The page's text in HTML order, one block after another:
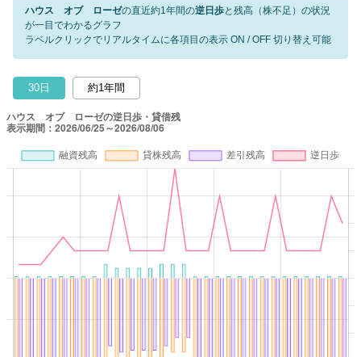
ハウス オブ ローゼの直近約1年間の逆日歩と残高（株不足）の状況
が一目でわかるグラフ
ラベルクリックでリアルタイムに各項目の表示 ON / OFF 切り替え可能
30日 約1年間